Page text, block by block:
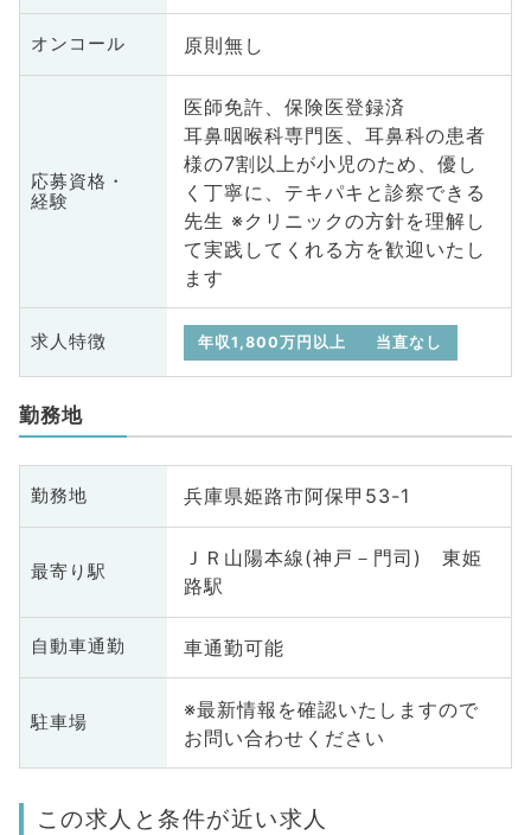
オンコール 原則無し
応募資格・
経験
医師免許、保険医登録済
耳鼻咽喉科専門医、耳鼻科の患者
様の7割以上が小児のため、優し
く丁寧に、テキパキと診察できる
先生 ※クリニックの方針を理解し
て実践してくれる方を歓迎いたし
ます
求人特徴 年収1,800万円以上 当直なし
勤務地
勤務地 兵庫県姫路市阿保甲53-1
最寄り駅
ＪＲ山陽本線(神戸－門司) 東姫
路駅
自動車通勤 車通勤可能
駐車場
※最新情報を確認いたしますので
お問い合わせください
この求人と条件が近い求人